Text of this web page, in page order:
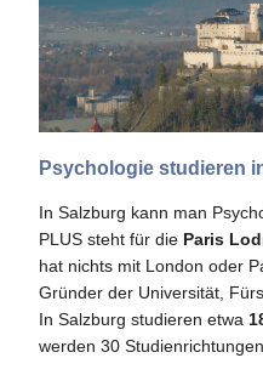
Psychologie studieren
In Salzburg kann man
PLUS steht für die Paris
hat nichts mit London oder
Gründer der Universität,
In Salzburg studieren etwa
werden 30